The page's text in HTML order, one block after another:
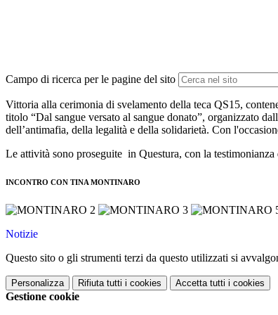
Campo di ricerca per le pagine del sito
Vittoria alla cerimonia di svelamento della teca QS15,
titolo “Dal sangue versato al sangue donato”, organizzato
dell’antimafia, della legalità e della solidarietà. Con
Le attività sono proseguite in Questura, con la
INCONTRO CON TINA MONTINARO
Notizie
Questo sito o gli strumenti terzi da questo utilizzati si
Personalizza Rifiuta tutti i cookies Accetta tutti i cookies
Gestione cookie